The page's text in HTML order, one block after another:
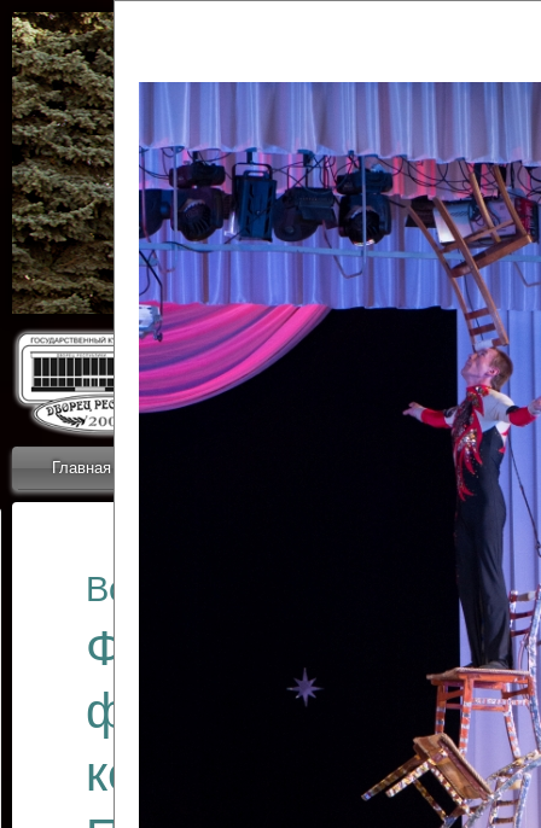
Главная Новости
ОТЧЕТЫ ГКЦ
Все отчеты
Финал
фестиваля
коллективов